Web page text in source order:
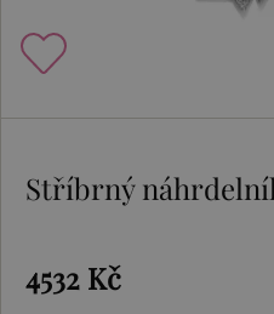
Stříbrný
4532 Kč